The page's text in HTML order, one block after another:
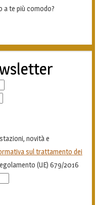
a te più comodo?
novità e
sul trattamento dei
(UE) 679/2016